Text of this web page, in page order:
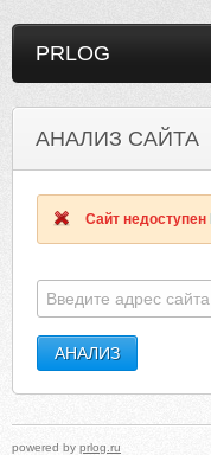
PRLOG
АНАЛИЗ САЙТА
Сайт недоступен
powered by prlog.ru